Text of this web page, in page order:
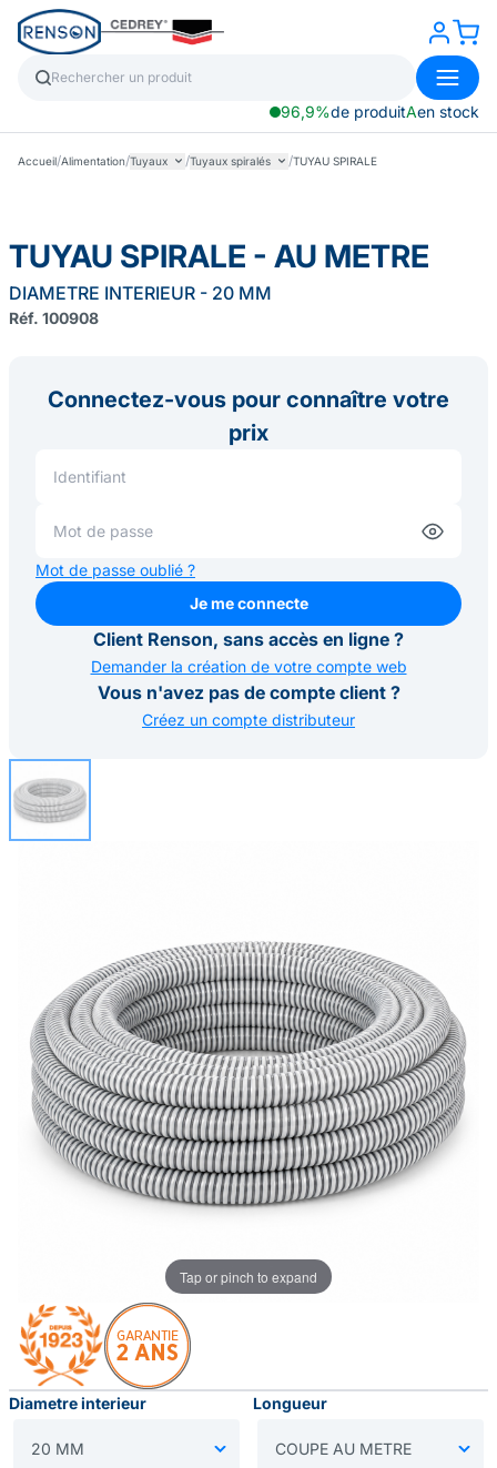
96,9%de produitAen stock
Accueil/Alimentation/Tuyaux /Tuyaux spiralés /TUYAU SPIRALE
Tap or pinch to expand
Diametre interieur Longueur
TUYAU SPIRALE - AU METRE
DIAMETRE INTERIEUR - 20 MM
Réf. 100908
Connectez-vous pour connaître votre
prix
Mot de passe oublié ?
Je me connecte
Je me connecte
Client Renson, sans accès en ligne ?
Demander la création de votre compte web
Vous n'avez pas de compte client ?
Créez un compte distributeur